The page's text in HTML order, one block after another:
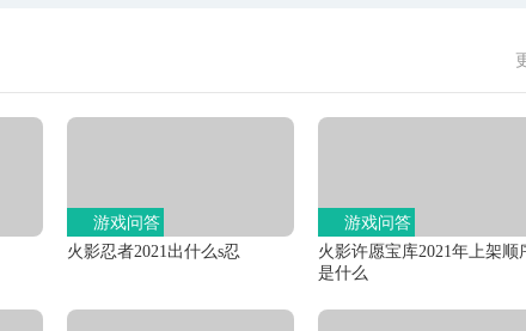
火影忍者2021出什么s忍
游戏问答
火影许愿宝库2021年上架顺
是什么
游戏问答